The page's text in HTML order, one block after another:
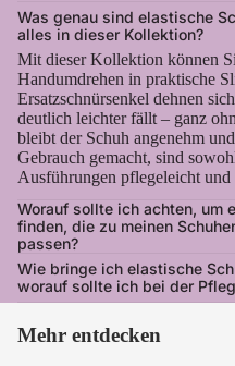
Was genau sind elastische
alles in dieser Kollektion?
Mit dieser Kollektion können
Handumdrehen in praktische
Ersatzschnürsenkel dehnen
deutlich leichter fällt – ganz
bleibt der Schuh angenehm
Gebrauch gemacht, sind
Ausführungen pflegeleicht und
Worauf sollte ich achten, um
finden, die zu meinen
passen?
Wie bringe ich elastische
worauf sollte ich bei der
Mehr entdecken